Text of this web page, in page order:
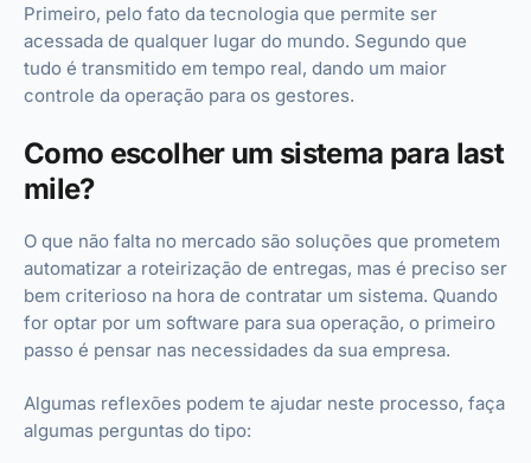
Primeiro, pelo fato da tecnologia que permite ser
acessada de qualquer lugar do mundo. Segundo que
tudo é transmitido em tempo real, dando um maior
controle da operação para os gestores.
Como escolher um sistema para last
mile?
O que não falta no mercado são soluções que prometem
automatizar a roteirização de entregas, mas é preciso ser
bem criterioso na hora de contratar um sistema. Quando
for optar por um software para sua operação, o primeiro
passo é pensar nas necessidades da sua empresa.
Algumas reflexões podem te ajudar neste processo, faça
algumas perguntas do tipo: